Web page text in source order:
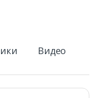
Видео